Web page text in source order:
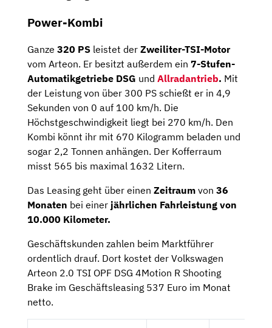
Power-Kombi
Ganze 320 PS leistet der Zweiliter-TSI-Motor
vom Arteon. Er besitzt außerdem ein 7-Stufen-
Automatikgetriebe DSG und Allradantrieb. Mit
der Leistung von über 300 PS schießt er in 4,9
Sekunden von 0 auf 100 km/h. Die
Höchstgeschwindigkeit liegt bei 270 km/h. Den
Kombi könnt ihr mit 670 Kilogramm beladen und
sogar 2,2 Tonnen anhängen. Der Kofferraum
misst 565 bis maximal 1632 Litern.
Das Leasing geht über einen Zeitraum von 36
Monaten bei einer jährlichen Fahrleistung von
10.000 Kilometer.
Geschäftskunden zahlen beim Marktführer
ordentlich drauf. Dort kostet der Volkswagen
Arteon 2.0 TSI OPF DSG 4Motion R Shooting
Brake im Geschäftsleasing 537 Euro im Monat
netto.